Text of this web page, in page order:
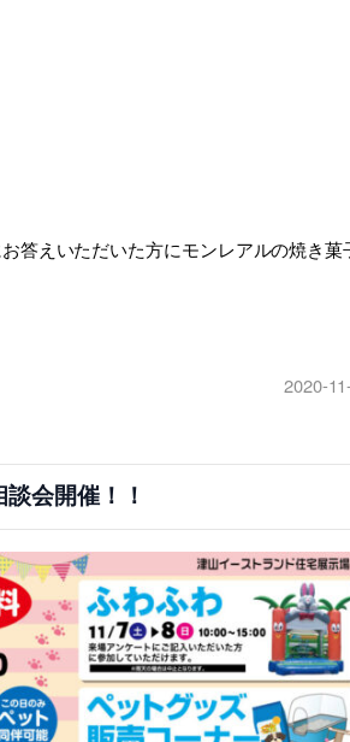
答えいただいた方にモンレアルの焼き菓
2020-
会開催！！